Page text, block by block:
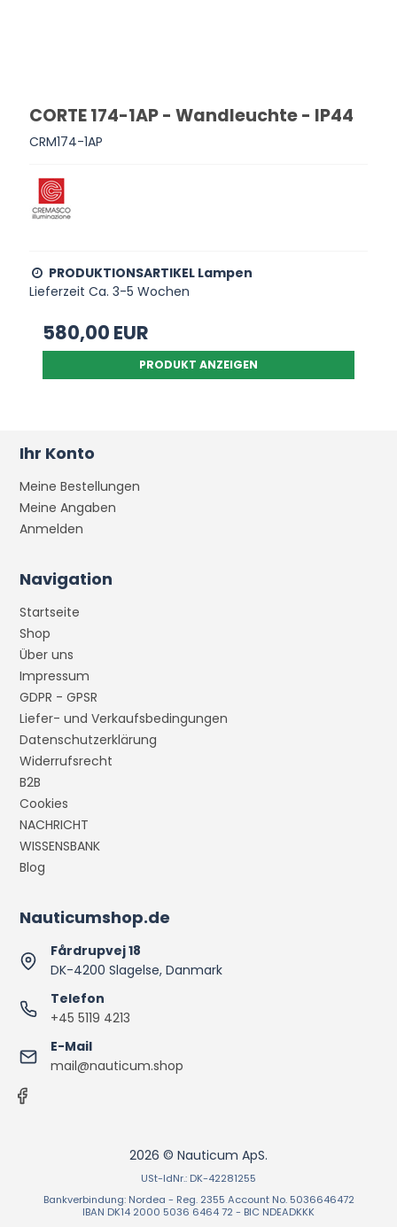
CORTE 174-1AP - Wandleuchte - IP44
CRM174-1AP
PRODUKTIONSARTIKEL Lampen
Lieferzeit Ca. 3-5 Wochen
580,00 EUR
PRODUKT ANZEIGEN
Ihr Konto
Meine Bestellungen
Meine Angaben
Anmelden
Navigation
Startseite
Shop
Über uns
Impressum
GDPR - GPSR
Liefer- und Verkaufsbedingungen
Datenschutzerklärung
Widerrufsrecht
B2B
Cookies
NACHRICHT
WISSENSBANK
Blog
Nauticumshop.de
Fårdrupvej 18
DK-4200 Slagelse, Danmark
Telefon
+45 5119 4213
E-Mail
mail@nauticum.shop
2026 © Nauticum ApS.
USt-IdNr.: DK-42281255
Bankverbindung: Nordea - Reg. 2355 Account No. 5036646472
IBAN DK14 2000 5036 6464 72 - BIC NDEADKKK